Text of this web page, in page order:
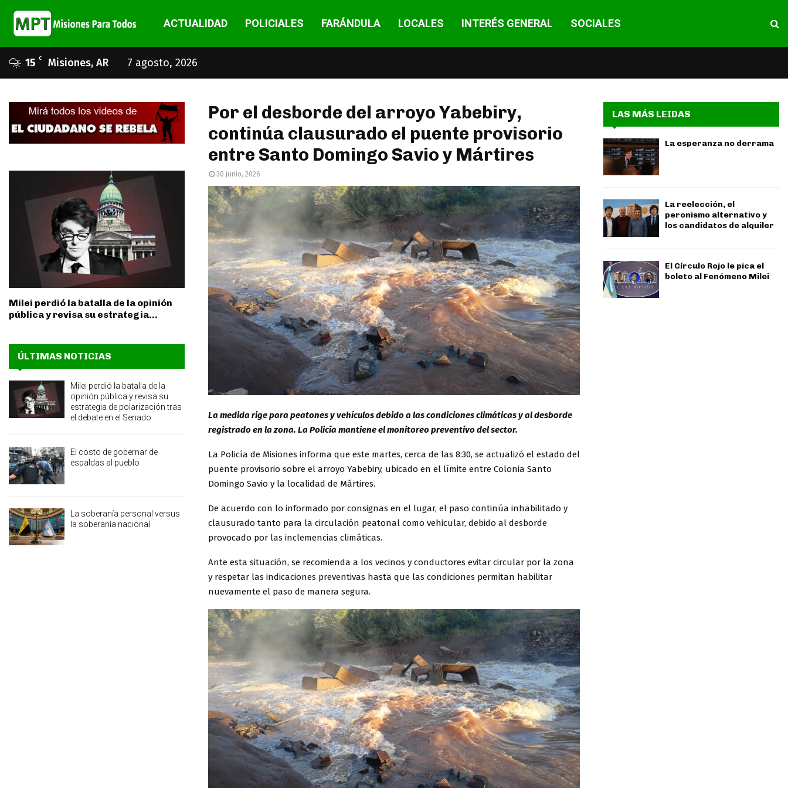
ACTUALIDAD POLICIALES FARÁNDULA LOCALES INTERÉS GENERAL SOCIALES
15 C Misiones, AR 7 agosto, 2026
Por el desborde del arroyo Yabebiry,
continúa clausurado el puente provisorio
entre Santo Domingo Savio y Mártires
30 junio, 2026
La medida rige para peatones y vehículos debido a las condiciones climáticas y al desborde
registrado en la zona. La Policía mantiene el monitoreo preventivo del sector.
La Policía de Misiones informa que este martes, cerca de las 8:30, se actualizó el estado del
puente provisorio sobre el arroyo Yabebiry, ubicado en el límite entre Colonia Santo
Domingo Savio y la localidad de Mártires.
De acuerdo con lo informado por consignas en el lugar, el paso continúa inhabilitado y
clausurado tanto para la circulación peatonal como vehicular, debido al desborde
provocado por las inclemencias climáticas.
Ante esta situación, se recomienda a los vecinos y conductores evitar circular por la zona
y respetar las indicaciones preventivas hasta que las condiciones permitan habilitar
nuevamente el paso de manera segura.
Milei perdió la batalla de la opinión
pública y revisa su estrategia...
ÚLTIMAS NOTICIAS
Milei perdió la batalla de la
opinión pública y revisa su
estrategia de polarización tras
el debate en el Senado
El costo de gobernar de
espaldas al pueblo
La soberanía personal versus
la soberanía nacional
LAS MÁS LEIDAS
La esperanza no derrama
La reelección, el
peronismo alternativo y
los candidatos de alquiler
El Círculo Rojo le pica el
boleto al Fenómeno Milei